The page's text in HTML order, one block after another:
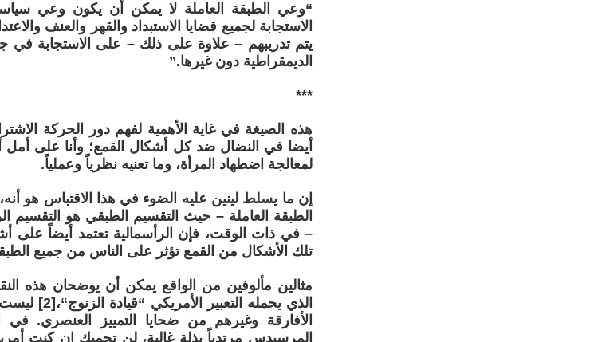
“وعي الطبقة العاملة لا يمكن أن يكون وعي
الاستجابة لجميع قضايا الاستبداد والقهر والعنف
يتم تدريبهم – علاوة على ذلك – على الاستجابة في
الديمقراطية دون غيرها.”
***
هذه الصيغة في غاية الأهمية لفهم دور الحركة
أيضا في النضال ضد كل أشكال القمع؛ وأنا على
لمعالجة اضطهاد المرأة، وما تعنيه نظرياً وعملياً.
إن ما يسلط لينين عليه الضوء في هذا الاقتباس هو
الطبقة العاملة – حيث التقسيم الطبقي هو التقسيم
– في ذات الوقت، فإن الرأسمالية تعتمد أيضاً على
تلك الأشكال من القمع تؤثر على الناس من جميع
مثالين مألوفين من الواقع يمكن أن يوضحان هذه
الذي يحمله
الأفارقة وغيرهم من ضحايا التمييز العنصري.
المرسيدس مرتدياً بذلة غالية، لن تحميك إن كنت